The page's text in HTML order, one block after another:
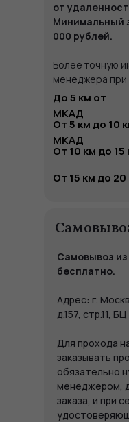
от
Минимальный
000 рублей.
Более точную
менеджера при
До 5 км от
МКАД
От 15 км до
От 10 км до
От 5 км до 10
МКАД
Самовывоз
бесплатно.
Адрес: г.
д.157, стр.11,
Для прохода
заказывать
обязательно
менеджером,
заказа, и при